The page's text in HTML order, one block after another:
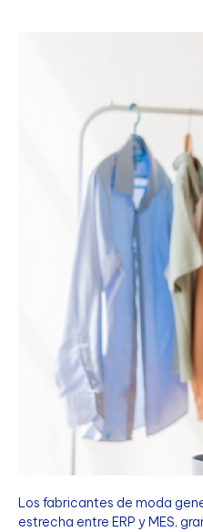
Los fabricantes de moda
estrecha entre ERP y MES,